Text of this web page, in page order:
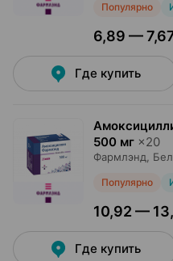
Популярно
6,89 —
Где купить
500 мг ×20
Фармлэнд ,
Популярно
10,92 —
Где купить